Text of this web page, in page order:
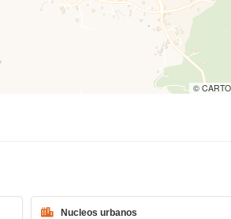
© CARTO
Nucleos urbanos